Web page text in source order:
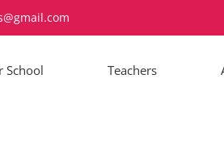
School Teachers